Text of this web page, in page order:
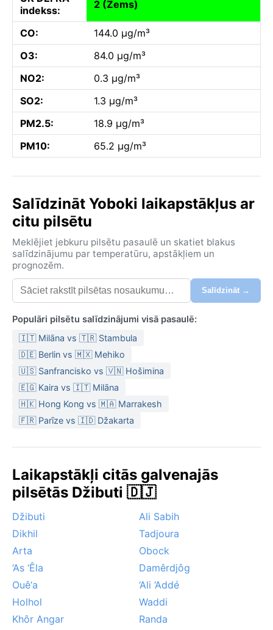
indekss:
2 (Zems)
CO:
144.0 µg/m³
O3:
84.0 µg/m³
NO2:
0.3 µg/m³
SO2:
1.3 µg/m³
PM2.5:
18.9 µg/m³
PM10:
65.2 µg/m³
Salīdzināt Yoboki laikapstākļus ar
citu pilsētu
Meklējiet jebkuru pilsētu pasaulē un skatiet blakus
salīdzinājumu par temperatūru, apstākļiem un
prognozēm.
Salīdzināt →
Populāri pilsētu salīdzinājumi visā pasaulē:
🇮🇹 Milāna vs 🇹🇷 Stambula
🇩🇪 Berlin vs 🇲🇽 Mehiko
🇺🇸 Sanfrancisko vs 🇻🇳 Hošimina
🇪🇬 Kaira vs 🇮🇹 Milāna
🇭🇰 Hong Kong vs 🇲🇦 Marrakesh
🇫🇷 Parīze vs 🇮🇩 Džakarta
Laikapstākļi citās galvenajās
pilsētās Džibuti 🇩🇯
Džibuti
Ali Sabih
Dikhil
Tadjoura
Arta
Obock
‘As ‘Êla
Damêrdjôg
Ouê‘a
‘Ali ‘Addé
Holhol
Waddi
Khôr Angar
Randa